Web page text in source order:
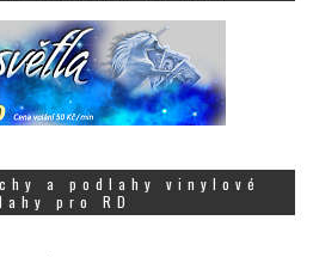
a podlahy vinylové
pro RD